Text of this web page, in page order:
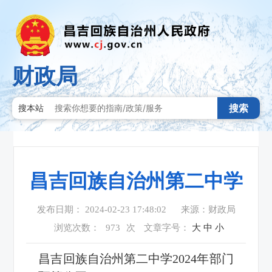
财政局
搜本站 搜索
昌吉回族自治州第二中学
发布日期： 2024-02-23 17:48:02
来源：财政局
浏览次数：
973 次 文章字号： 大 中 小
昌吉回族自治州第二中学2024年部门